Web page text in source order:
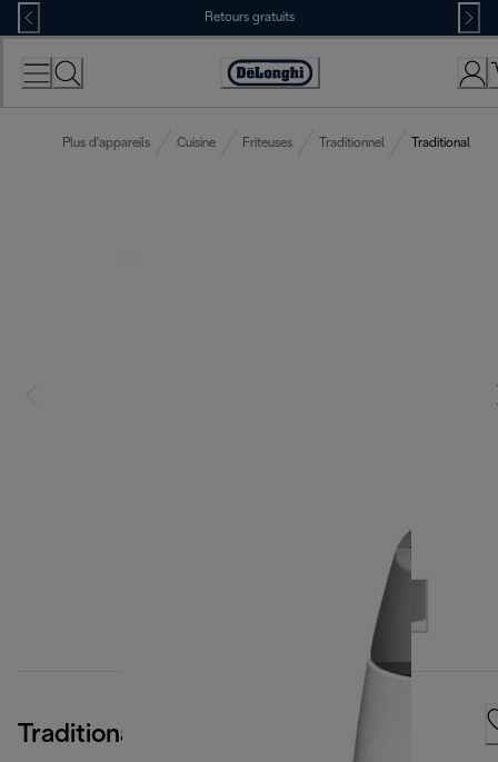
Skip
to
Content
Retours gratuits
Déclaration
Plus d'appareils Cuisine Friteuses Traditionnel Traditional
Traditional